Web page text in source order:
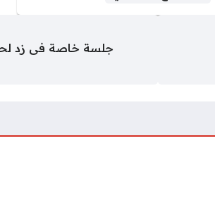
جلسة خاصة فى زد